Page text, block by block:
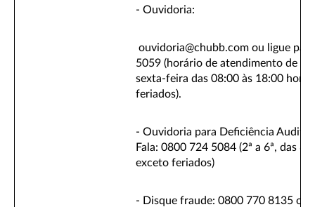
- Ouvidoria:
ouvidoria@chubb.com ou ligue
5059 (horário de atendimento de
sexta-feira das 08:00 às 18:00
feriados).
- Ouvidoria para Deficiência
Fala: 0800 724 5084 (2ª a 6ª, das
exceto feriados)
- Disque fraude: 0800 770 8135 ou